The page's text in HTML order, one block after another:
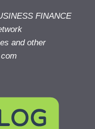
FINANCE
and other